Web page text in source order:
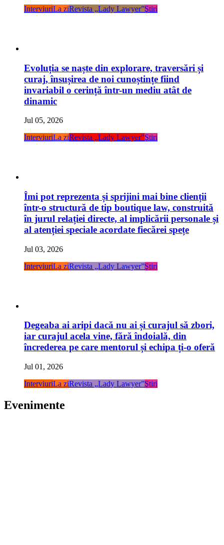
InterviuriLa ziRevista „Lady Lawyer”Ştiri
Evoluția se naște din explorare, traversări și
curaj, însușirea de noi cunoștințe fiind
invariabil o cerință într-un mediu atât de
dinamic
Jul 05, 2026
InterviuriLa ziRevista „Lady Lawyer”Ştiri
Îmi pot reprezenta și sprijini mai bine clienții
într-o structură de tip boutique law, construită
în jurul relației directe, al implicării personale și
al atenției speciale acordate fiecărei spețe
Jul 03, 2026
InterviuriLa ziRevista „Lady Lawyer”Ştiri
Degeaba ai aripi dacă nu ai și curajul să zbori,
iar curajul acela vine, fără îndoială, din
încrederea pe care mentorul și echipa ți-o oferă
Jul 01, 2026
InterviuriLa ziRevista „Lady Lawyer”Ştiri
Evenimente